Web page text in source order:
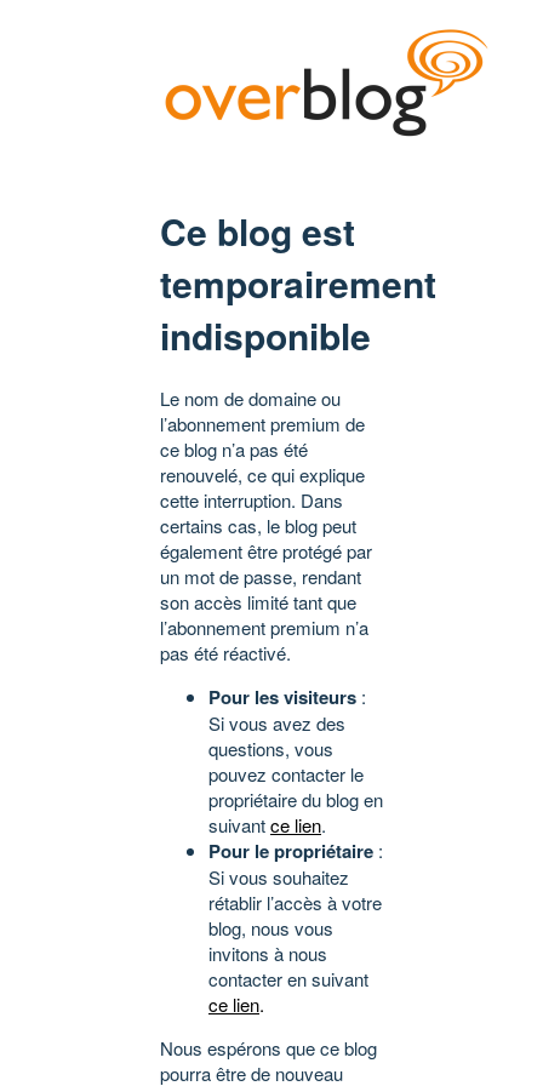
Ce blog est
temporairement
indisponible
Le nom de domaine ou
l’abonnement premium de
ce blog n’a pas été
renouvelé, ce qui explique
cette interruption. Dans
certains cas, le blog peut
également être protégé par
un mot de passe, rendant
son accès limité tant que
l’abonnement premium n’a
pas été réactivé.
Pour les visiteurs :
Si vous avez des
questions, vous
pouvez contacter le
propriétaire du blog en
suivantce lien.
Pour le propriétaire :
Si vous souhaitez
rétablir l’accès à votre
blog, nous vous
invitons à nous
contacter en suivant
ce lien.
Nous espérons que ce blog
pourra être de nouveau